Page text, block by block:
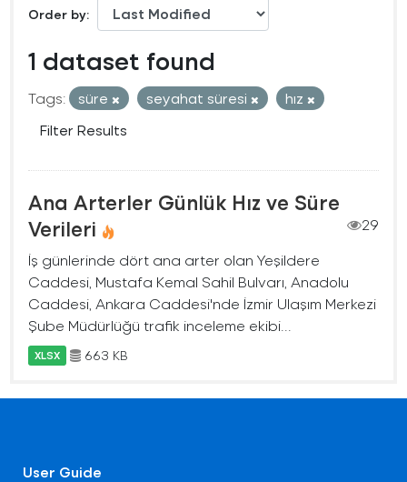
Order by
1 dataset found
Tags: süre seyahat süresi
hız
Filter Results
Ana Arterler Günlük Hız ve Süre
Verileri
29
İş günlerinde dört ana arter olan Yeşildere
Caddesi, Mustafa Kemal Sahil Bulvarı, Anadolu
Caddesi, Ankara Caddesi'nde İzmir Ulaşım Merkezi
Şube Müdürlüğü trafik inceleme ekibi...
XLSX 663 KB
User Guide